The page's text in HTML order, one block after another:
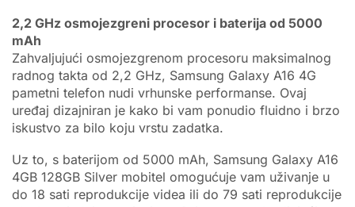
2,2 GHz osmojezgreni procesor i baterija od 5000
mAh
Zahvaljujući osmojezgrenom procesoru maksimalnog
radnog takta od 2,2 GHz, Samsung Galaxy A16 4G
pametni telefon nudi vrhunske performanse. Ovaj
uređaj dizajniran je kako bi vam ponudio fluidno i brzo
iskustvo za bilo koju vrstu zadatka.
Uz to, s baterijom od 5000 mAh, Samsung Galaxy A16
4GB 128GB Silver mobitel omogućuje vam uživanje u
do 18 sati reprodukcije videa ili do 79 sati reprodukcije